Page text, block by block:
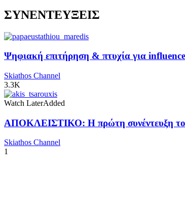
ΣΥΝΕΝΤΕΥΞΕΙΣ
Ψηφιακή επιτήρηση & πτυχία για
Skiathos Channel
3.3K
Watch LaterAdded
ΑΠΟΚΛΕΙΣΤΙΚΟ: Η πρώτη συνέντευξη
Skiathos Channel
1